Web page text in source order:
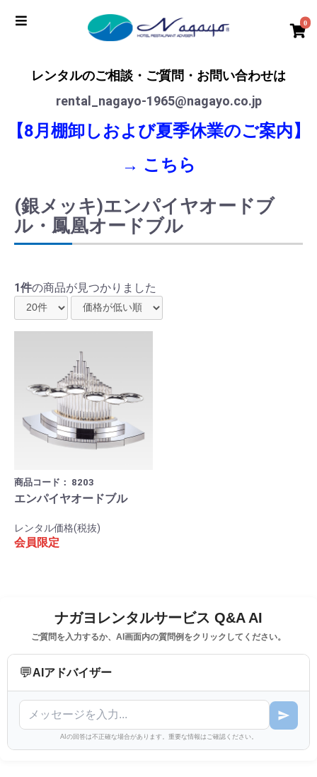
0
レンタルのご相談・ご質問・お問い合わせは
rental_nagayo-1965@nagayo.co.jp
【8月棚卸しおよび夏季休業のご案内】
→ こちら
(銀メッキ)エンパイヤオードブ
ル・鳳凰オードブル
1件の商品が見つかりました
商品コード： 8203
エンパイヤオードブル
レンタル価格(税抜)
会員限定
ナガヨレンタルサービス Q&A AI
ご質問を入力するか、AI画面内の質問例をクリックしてください。
💬AIアドバイザー
AIの回答は不正確な場合があります。重要な情報はご確認ください。